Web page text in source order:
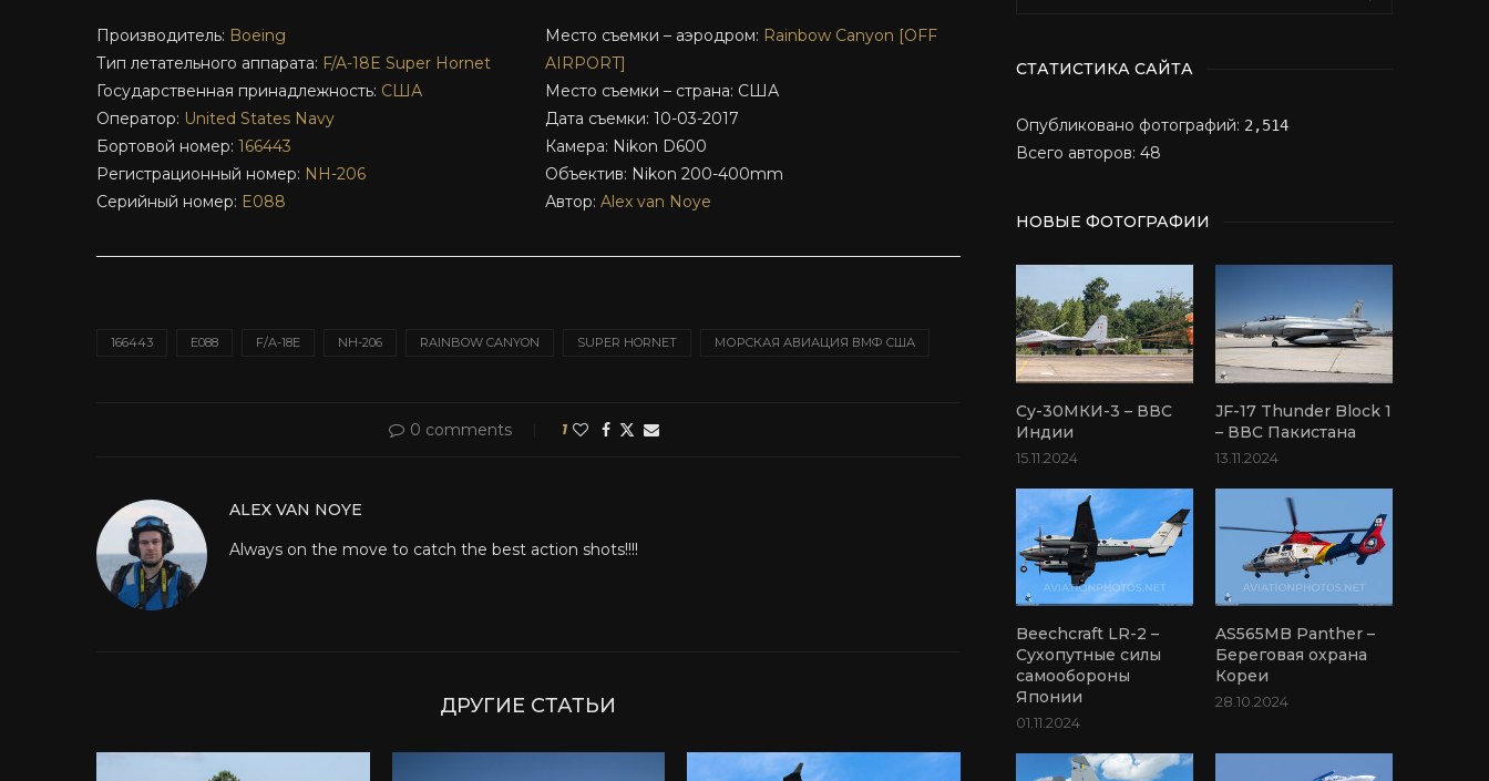
Производитель: Boeing
Тип летательного аппарата: F/A-18E Super Hornet
Государственная принадлежность: США
Оператор: United States Navy
Бортовой номер: 166443
Регистрационный номер: NH-206
Серийный номер: E088
Место съемки – аэродром: Rainbow Canyon [OFF
AIRPORT]
Место съемки – страна: США
Дата съемки: 10-03-2017
Камера: Nikon D600
Объектив: Nikon 200-400mm
Автор: Alex van Noye
166443 E088 F/A-18E NH-206 RAINBOW CANYON SUPER HORNET МОРСКАЯ АВИАЦИЯ ВМФ США
0 comments 1
ALEX VAN NOYE
Always on the move to catch the best action shots!!!!
ДРУГИЕ СТАТЬИ
СТАТИСТИКА САЙТА
Опубликовано фотографий: 2,514
Всего авторов: 48
НОВЫЕ ФОТОГРАФИИ
Су-30МКИ-3 – ВВС
Индии
15.11.2024
JF-17 Thunder Block 1
– ВВС Пакистана
13.11.2024
Beechcraft LR-2 –
Сухопутные силы
самообороны
Японии
01.11.2024
AS565MB Panther –
Береговая охрана
Кореи
28.10.2024